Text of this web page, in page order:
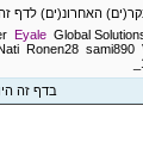
Eyale Global
Ronen28 sami890
בדף זה